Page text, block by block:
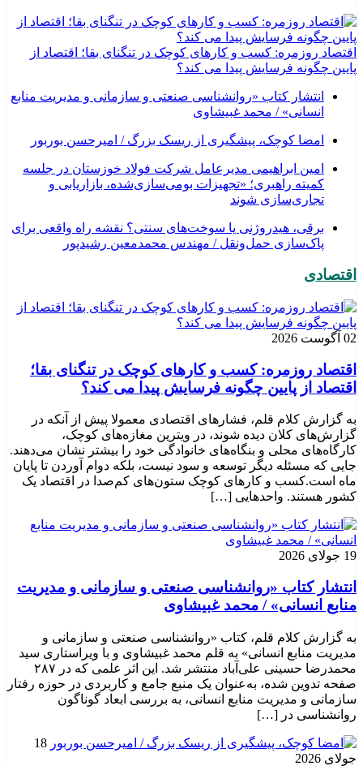
اقتصاد روزمره: کسب‌ و کارهای کوچک در تنگنای بقا؛ اقتصاد از
پایین چگونه فرسایش پیدا می کند؟
انتشار کتاب «روانشناسی صنعتی و سازمانی و مدیریت منابع
انسانی» / محمد غبیشاوی
امضا کوچک، پیشگیری از ریسک بزرگ / امیرحسن بوربور
امین ابراهیمی مدیرعامل شرکت فولاد خوزستان در جلسه
کمیته راهبری؛ «تجهیزات بومی‌سازی‌شده، بازاریابی و
تجاری‌سازی شوند
برقی، هیدروژنی یا سوخت‌های سنتی؟ نقشه راه واقعی برای
پاک‌سازی حمل‌ونقل / مهندس محمدمعین رشیدپور
اقتصادی
02 آگوست 2026
اقتصاد روزمره: کسب‌ و کارهای کوچک در تنگنای بقا؛
اقتصاد از پایین چگونه فرسایش پیدا می کند؟
به گزارش کلام قلم، فشارهای اقتصادی معمولا پیش از آنکه در
گزارش‌های کلان دیده شوند، در ویترین مغازه‌های کوچک،
کارگاه‌های محلی و بنگاه‌های خانوادگی خود را بیشتر نشان می‌دهند.
جایی که مسئله دیگر توسعه و سود نیست، بلکه دوام آوردن تا پایان
ماه است.کسب‌ و کارهای کوچک ستون‌های کم‌صدا در اقتصاد یک
کشور هستند. واحدهایی […]
19 جولای 2026
انتشار کتاب «روانشناسی صنعتی و سازمانی و مدیریت
منابع انسانی» / محمد غبیشاوی
به گزارش کلام قلم، کتاب «روانشناسی صنعتی و سازمانی و
مدیریت منابع انسانی» به قلم محمد غبیشاوی و با ویراستاری سید
محمدرضا حسینی علی‌آباد منتشر شد. این اثر علمی که در ۲۸۷
صفحه تدوین شده، به‌عنوان یک منبع جامع و کاربردی در حوزه رفتار
سازمانی و مدیریت منابع انسانی، به بررسی ابعاد گوناگون
روانشناسی در […]
18
جولای 2026